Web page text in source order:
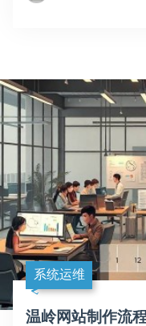
系统运维
温岭网站制作流